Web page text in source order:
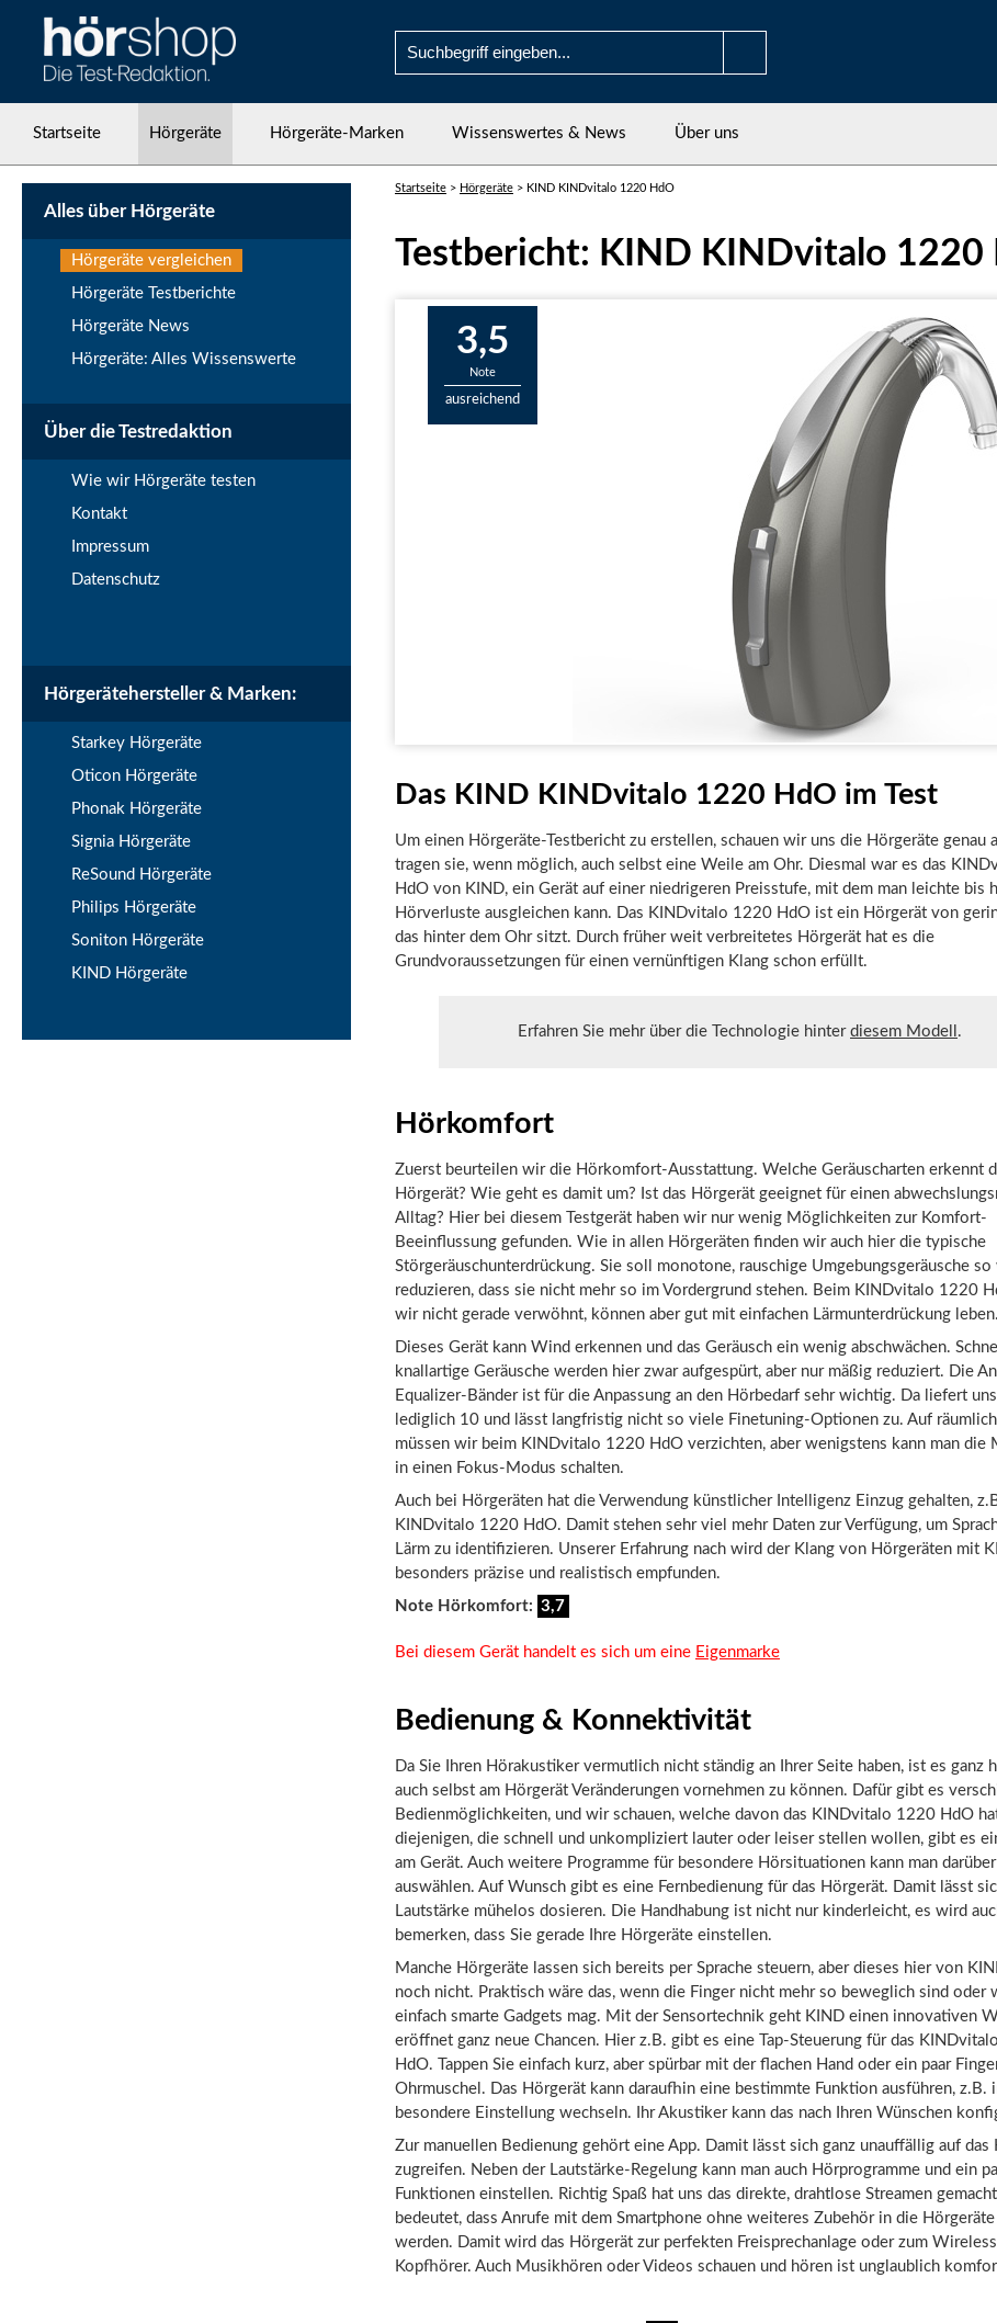
Startseite Hörgeräte Hörgeräte-Marken Wissenswertes & News Über uns
Startseite > Hörgeräte > KIND KINDvitalo 1220 HdO
Testbericht: KIND KINDvitalo 1220
3,5
Note
ausreichend
Das KIND KINDvitalo 1220 HdO im Test
Um einen Hörgeräte-Testbericht zu erstellen, schauen wir uns die Hörgeräte genau
tragen sie, wenn möglich, auch selbst eine Weile am Ohr. Diesmal war es das
HdO von KIND, ein Gerät auf einer niedrigeren Preisstufe, mit dem man leichte bis
Hörverluste ausgleichen kann. Das KINDvitalo 1220 HdO ist ein Hörgerät von
das hinter dem Ohr sitzt. Durch früher weit verbreitetes Hörgerät hat es die
Grundvoraussetzungen für einen vernünftigen Klang schon erfüllt.
Erfahren Sie mehr über die Technologie hinter diesem Modell .
Hörkomfort
Zuerst beurteilen wir die Hörkomfort-Ausstattung. Welche Geräuscharten erkennt
Hörgerät? Wie geht es damit um? Ist das Hörgerät geeignet für einen
Alltag? Hier bei diesem Testgerät haben wir nur wenig Möglichkeiten zur Komfort-
Beeinflussung gefunden. Wie in allen Hörgeräten finden wir auch hier die typische
Störgeräuschunterdrückung. Sie soll monotone, rauschige Umgebungsgeräusche
reduzieren, dass sie nicht mehr so im Vordergrund stehen. Beim KINDvitalo 1220
wir nicht gerade verwöhnt, können aber gut mit einfachen Lärmunterdrückung leben.
Dieses Gerät kann Wind erkennen und das Geräusch ein wenig abschwächen.
knallartige Geräusche werden hier zwar aufgespürt, aber nur mäßig reduziert. Die
Equalizer-Bänder ist für die Anpassung an den Hörbedarf sehr wichtig. Da liefert
lediglich 10 und lässt langfristig nicht so viele Finetuning-Optionen zu. Auf
müssen wir beim KINDvitalo 1220 HdO verzichten, aber wenigstens kann man die
in einen Fokus-Modus schalten.
Auch bei Hörgeräten hat die Verwendung künstlicher Intelligenz Einzug gehalten,
KINDvitalo 1220 HdO. Damit stehen sehr viel mehr Daten zur Verfügung, um
Lärm zu identifizieren. Unserer Erfahrung nach wird der Klang von Hörgeräten mit
besonders präzise und realistisch empfunden.
Note Hörkomfort: 3,7
Bei diesem Gerät handelt es sich um eine Eigenmarke
Bedienung & Konnektivität
Da Sie Ihren Hörakustiker vermutlich nicht ständig an Ihrer Seite haben, ist es ganz
auch selbst am Hörgerät Veränderungen vornehmen zu können. Dafür gibt es
Bedienmöglichkeiten, und wir schauen, welche davon das KINDvitalo 1220 HdO
diejenigen, die schnell und unkompliziert lauter oder leiser stellen wollen, gibt es
am Gerät. Auch weitere Programme für besondere Hörsituationen kann man darüber
auswählen. Auf Wunsch gibt es eine Fernbedienung für das Hörgerät. Damit lässt
Lautstärke mühelos dosieren. Die Handhabung ist nicht nur kinderleicht, es wird
bemerken, dass Sie gerade Ihre Hörgeräte einstellen.
Manche Hörgeräte lassen sich bereits per Sprache steuern, aber dieses hier von
noch nicht. Praktisch wäre das, wenn die Finger nicht mehr so beweglich sind oder
einfach smarte Gadgets mag. Mit der Sensortechnik geht KIND einen innovativen
eröffnet ganz neue Chancen. Hier z.B. gibt es eine Tap-Steuerung für das
HdO. Tappen Sie einfach kurz, aber spürbar mit der flachen Hand oder ein paar
Ohrmuschel. Das Hörgerät kann daraufhin eine bestimmte Funktion ausführen, z.B.
besondere Einstellung wechseln. Ihr Akustiker kann das nach Ihren Wünschen
Zur manuellen Bedienung gehört eine App. Damit lässt sich ganz unauffällig auf das
zugreifen. Neben der Lautstärke-Regelung kann man auch Hörprogramme und ein
Funktionen einstellen. Richtig Spaß hat uns das direkte, drahtlose Streamen
bedeutet, dass Anrufe mit dem Smartphone ohne weiteres Zubehör in die
werden. Damit wird das Hörgerät zur perfekten Freisprechanlage oder zum
Kopfhörer. Auch Musikhören oder Videos schauen und hören ist unglaublich
Alles über Hörgeräte
Hörgeräte vergleichen
Hörgeräte Testberichte
Hörgeräte News
Hörgeräte: Alles Wissenswerte
Über die Testredaktion
Wie wir Hörgeräte testen
Kontakt
Impressum
Datenschutz
Hörgerätehersteller & Marken:
Starkey Hörgeräte
Oticon Hörgeräte
Phonak Hörgeräte
Signia Hörgeräte
ReSound Hörgeräte
Philips Hörgeräte
Soniton Hörgeräte
KIND Hörgeräte